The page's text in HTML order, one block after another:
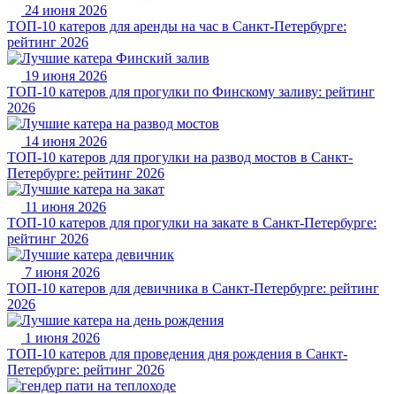
24 июня 2026
ТОП-10 катеров для аренды на час в Санкт-Петербурге:
рейтинг 2026
19 июня 2026
ТОП-10 катеров для прогулки по Финскому заливу: рейтинг
2026
14 июня 2026
ТОП-10 катеров для прогулки на развод мостов в Санкт-
Петербурге: рейтинг 2026
11 июня 2026
ТОП-10 катеров для прогулки на закате в Санкт-Петербурге:
рейтинг 2026
7 июня 2026
ТОП-10 катеров для девичника в Санкт-Петербурге: рейтинг
2026
1 июня 2026
ТОП-10 катеров для проведения дня рождения в Санкт-
Петербурге: рейтинг 2026